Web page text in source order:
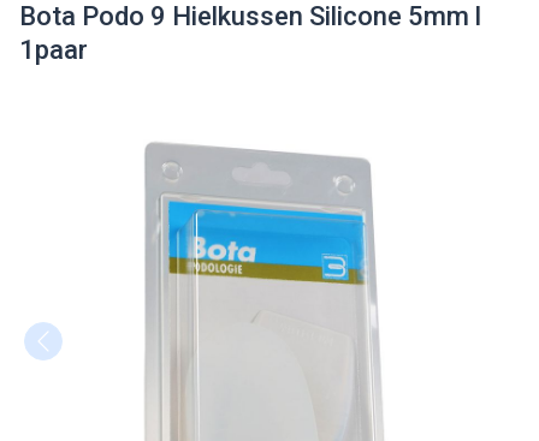
Bota Podo 9 Hielkussen Silicone 5mm l
1paar